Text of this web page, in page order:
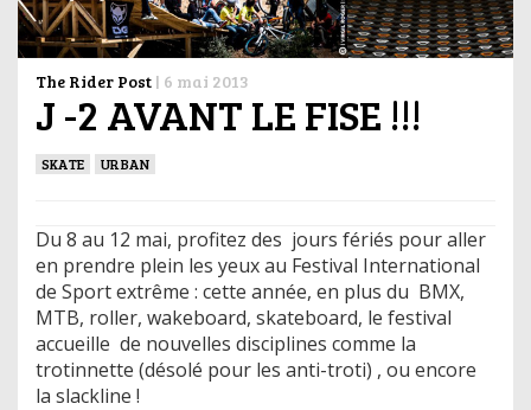
The Rider Post | 6 mai 2013
J -2 AVANT LE FISE !!!
SKATE URBAN
Du 8 au 12 mai, profitez des jours fériés pour aller
en prendre plein les yeux au Festival International
de Sport extrême : cette année, en plus du BMX,
MTB, roller, wakeboard, skateboard, le festival
accueille de nouvelles disciplines comme la
trotinnette (désolé pour les anti-troti) , ou encore
la slackline !